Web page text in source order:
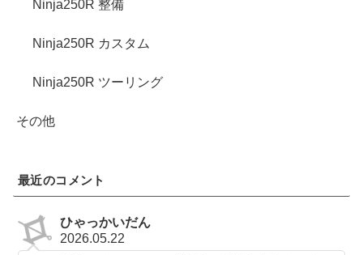
Ninja250R 整備
Ninja250R カスタム
Ninja250R ツーリング
その他
最近のコメント
ひゃっかいだん
2026.05.22